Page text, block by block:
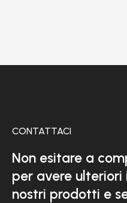
CONTATTACI
Non esitare a
per avere ulteriori
nostri prodotti e